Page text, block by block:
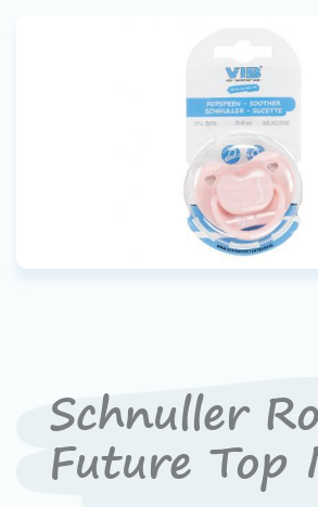
Schnuller
Future Top